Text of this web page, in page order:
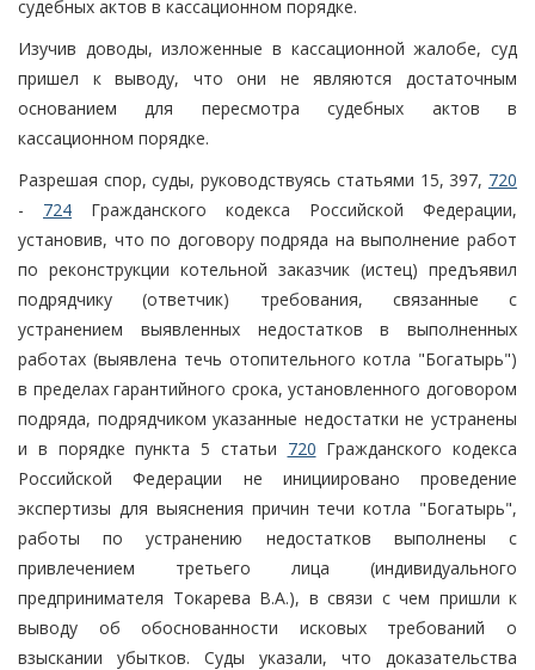
судебных актов в кассационном порядке.
Изучив доводы, изложенные в кассационной жалобе, суд
пришел к выводу, что они не являются достаточным
основанием для пересмотра судебных актов в
кассационном порядке.
Разрешая спор, суды, руководствуясь статьями 15, 397, 720
- 724 Гражданского кодекса Российской Федерации,
установив, что по договору подряда на выполнение работ
по реконструкции котельной заказчик (истец) предъявил
подрядчику (ответчик) требования, связанные с
устранением выявленных недостатков в выполненных
работах (выявлена течь отопительного котла "Богатырь")
в пределах гарантийного срока, установленного договором
подряда, подрядчиком указанные недостатки не устранены
и в порядке пункта 5 статьи 720 Гражданского кодекса
Российской Федерации не инициировано проведение
экспертизы для выяснения причин течи котла "Богатырь",
работы по устранению недостатков выполнены с
привлечением третьего лица (индивидуального
предпринимателя Токарева В.А.), в связи с чем пришли к
выводу об обоснованности исковых требований о
взыскании убытков. Суды указали, что доказательства